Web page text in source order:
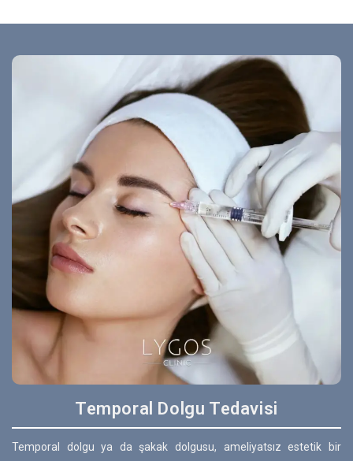
Temporal Dolgu Tedavisi
Temporal dolgu ya da şakak dolgusu, ameliyatsız estetik bir